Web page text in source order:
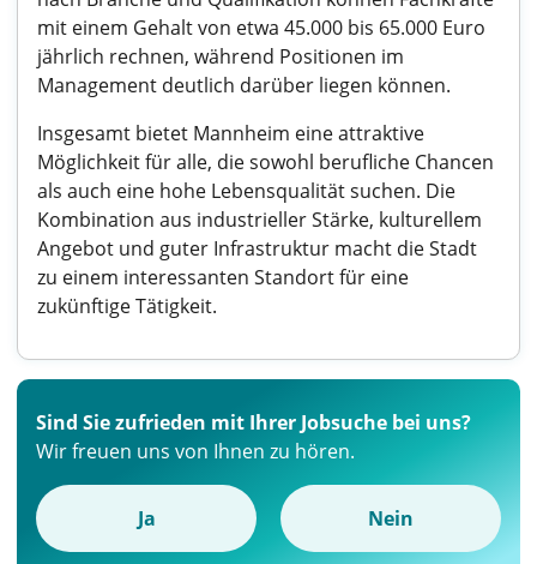
mit einem Gehalt von etwa 45.000 bis 65.000 Euro
jährlich rechnen, während Positionen im
Management deutlich darüber liegen können.
Insgesamt bietet Mannheim eine attraktive
Möglichkeit für alle, die sowohl berufliche Chancen
als auch eine hohe Lebensqualität suchen. Die
Kombination aus industrieller Stärke, kulturellem
Angebot und guter Infrastruktur macht die Stadt
zu einem interessanten Standort für eine
zukünftige Tätigkeit.
Sind Sie zufrieden mit Ihrer Jobsuche bei uns?
Wir freuen uns von Ihnen zu hören.
Ja Nein